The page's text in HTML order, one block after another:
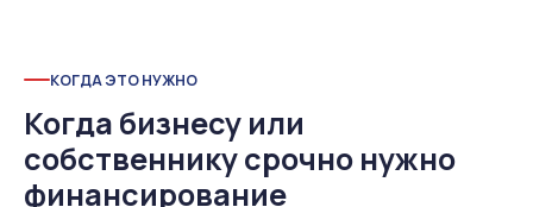
КОГДА ЭТО НУЖНО
Когда бизнесу или
собственнику срочно нужно
финансирование